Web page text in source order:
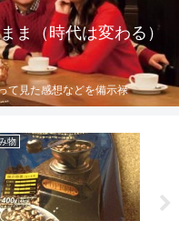
ま（時代は変わる）
て見た感想などを備示禄
物